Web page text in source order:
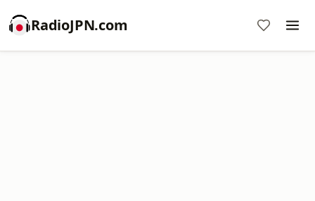
RadioJPN.com